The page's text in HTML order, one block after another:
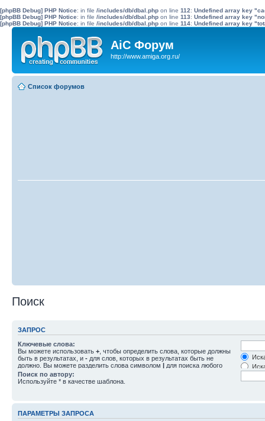
[phpBB Debug] PHP Notice: in file /includes/db/dbal.php on line 112: Undefined array key
[phpBB Debug] PHP Notice: in file /includes/db/dbal.php on line 113: Undefined array key
[phpBB Debug] PHP Notice: in file /includes/db/dbal.php on line 114: Undefined array key
AiC Форум
http://www.amiga.org.ru/
Список форумов
Поиск
ЗАПРОС
Ключевые слова:
Вы можете использовать + , чтобы определить слова, которые должны
быть в результатах, и - для слов, которых в результатах быть не
должно. Вы можете разделить слова символом | для поиска любого
слова из списка. Используйте
совпадения.
Поиск по автору:
Используйте * в качестве шаблона.
ПАРАМЕТРЫ ЗАПРОСА